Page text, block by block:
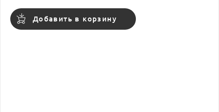
Добавить в корзину